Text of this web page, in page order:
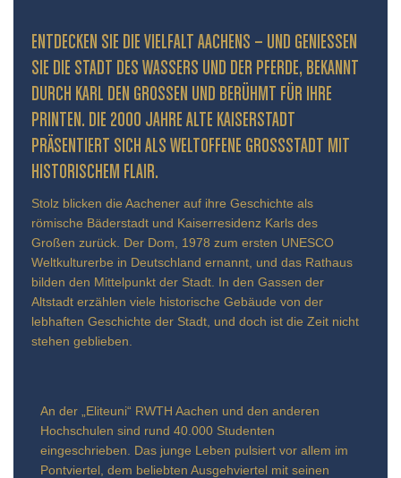
ENTDECKEN SIE DIE VIELFALT AACHENS – UND GENIESSEN S
IE DIE STADT DES WASSERS UND DER PFERDE, BEKANNT D
URCH KARL DEN GROSSEN UND BERÜHMT FÜR IHRE PR
INTEN. DIE 2000 JAHRE ALTE KAISERSTADT PR
ÄSENTIERT SICH ALS WELTOFFENE GROSSSTADT MIT HIS
TORISCHEM FLAIR.
Stolz blicken die Aachener auf ihre Geschichte als
römische Bäderstadt und Kaiserresidenz Karls des
Großen zurück. Der Dom, 1978 zum ersten UNESCO
Weltkulturerbe in Deutschland ernannt, und das Rathaus
bilden den Mittelpunkt der Stadt. In den Gassen der
Altstadt erzählen viele historische Gebäude von der
lebhaften Geschichte der Stadt, und doch ist die Zeit nicht
stehen geblieben.
An der „Eliteuni“ RWTH Aachen und den anderen
Hochschulen sind rund 40.000 Studenten
eingeschrieben. Das junge Leben pulsiert vor allem im
Pontviertel, dem beliebten Ausgehviertel mit seinen